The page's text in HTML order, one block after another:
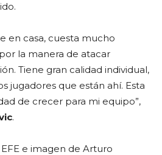
en casa, cuesta mucho
la manera de atacar
Tiene gran calidad individual,
jugadores que están ahí. Esta
de crecer para mi equipo”,
.
e imagen de Arturo